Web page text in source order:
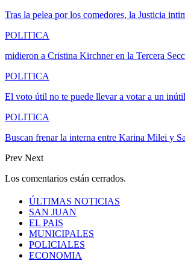
Tras la pelea por los comedores, la Justicia
POLITICA
midieron a Cristina Kirchner en la Tercera
POLITICA
El voto útil no te puede llevar a votar a un inútil
POLITICA
Buscan frenar la interna entre Karina Milei y
Prev Next
Los comentarios están cerrados.
ÚLTIMAS NOTICIAS
SAN JUAN
EL PAIS
MUNICIPALES
POLICIALES
ECONOMIA